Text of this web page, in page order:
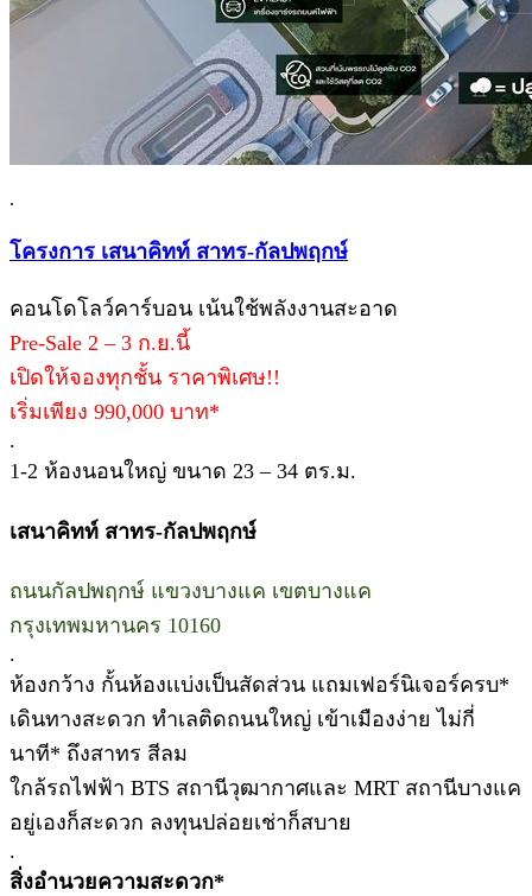
.
โครงการ เสนาคิทท์ สาทร-กัลปพฤกษ์
คอนโดโลว์คาร์บอน เน้นใช้พลังงานสะอาด
Pre-Sale 2 – 3 ก.ย.นี้
เปิดให้จองทุกชั้น ราคาพิเศษ!!
เริ่มเพียง 990,000 บาท*
.
1-2 ห้องนอนใหญ่ ขนาด 23 – 34 ตร.ม.
เสนาคิทท์ สาทร-กัลปพฤกษ์
ถนนกัลปพฤกษ์ แขวงบางแค เขตบางแค
กรุงเทพมหานคร 10160
.
ห้องกว้าง กั้นห้องเเบ่งเป็นสัดส่วน แถมเฟอร์นิเจอร์ครบ*
เดินทางสะดวก ทำเลติดถนนใหญ่ เข้าเมืองง่าย ไม่กี่
นาที* ถึงสาทร สีลม
ใกล้รถไฟฟ้า BTS สถานีวุฒากาศและ MRT สถานีบางแค
อยู่เองก็สะดวก ลงทุนปล่อยเช่าก็สบาย
.
สิ่งอำนวยความสะดวก*